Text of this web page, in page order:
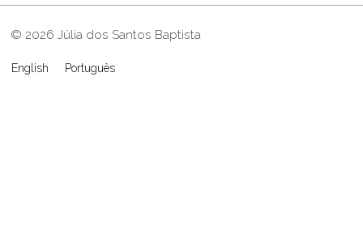
© 2026 Júlia dos Santos Baptista
English Português